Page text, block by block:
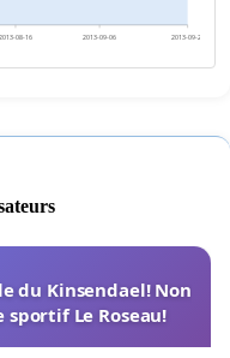
2013-08-16 2013-09-06 2013-09-28
du Kinsendael! Non
Le Roseau!